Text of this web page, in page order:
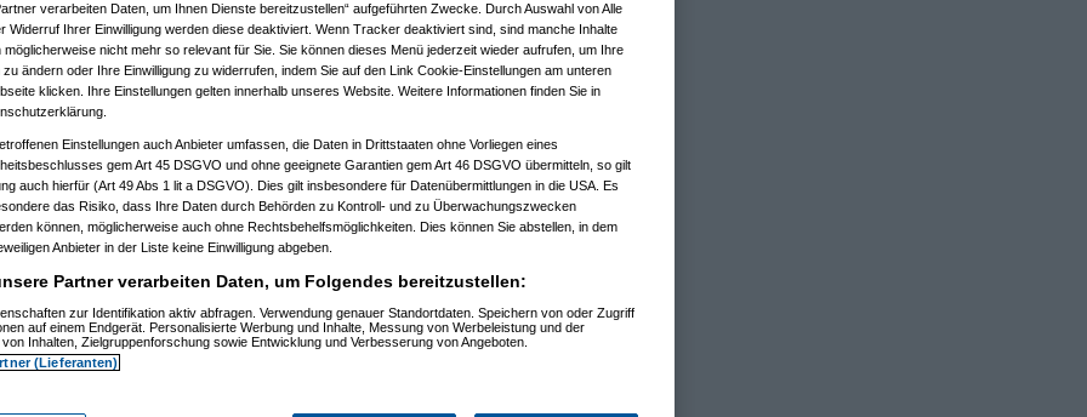
10:17:40)
10:18:27)
10:22:30)
10:29:20)
am 29.03.2008, 10:32:27)
am 29.03.2008, 10:38:55)
16:15:41)
13:46:23)
12:47:46)
13:16:39)
verarbeiten Daten, um Ihnen Dienste bereitzustellen“ aufgeführten Zwecke. Durch Auswahl von Alle
Widerruf Ihrer Einwilligung werden diese deaktiviert. Wenn Tracker deaktiviert sind, sind manche Inhalte
möglicherweise nicht mehr so relevant für Sie. Sie können dieses Menü jederzeit wieder aufrufen, um Ihre
zu ändern oder Ihre Einwilligung zu widerrufen, indem Sie auf den Link Cookie-Einstellungen am unteren
klicken. Ihre Einstellungen gelten innerhalb unseres Website. Weitere Informationen finden Sie in
Einstellungen auch Anbieter umfassen, die Daten in Drittstaaten ohne Vorliegen eines
gem Art 45 DSGVO und ohne geeignete Garantien gem Art 46 DSGVO übermitteln, so gilt
auch hierfür (Art 49 Abs 1 lit a DSGVO). Dies gilt insbesondere für Datenübermittlungen in die USA. Es
das Risiko, dass Ihre Daten durch Behörden zu Kontroll- und zu Überwachungszwecken
können, möglicherweise auch ohne Rechtsbehelfsmöglichkeiten. Dies können Sie abstellen, in dem
Anbieter in der Liste keine Einwilligung abgeben.
Partner verarbeiten Daten, um Folgendes bereitzustellen:
zur Identifikation aktiv abfragen. Verwendung genauer Standortdaten. Speichern von oder Zugriff
auf einem Endgerät. Personalisierte Werbung und Inhalte, Messung von Werbeleistung und der
Inhalten, Zielgruppenforschung sowie Entwicklung und Verbesserung von Angeboten.
(Lieferanten)